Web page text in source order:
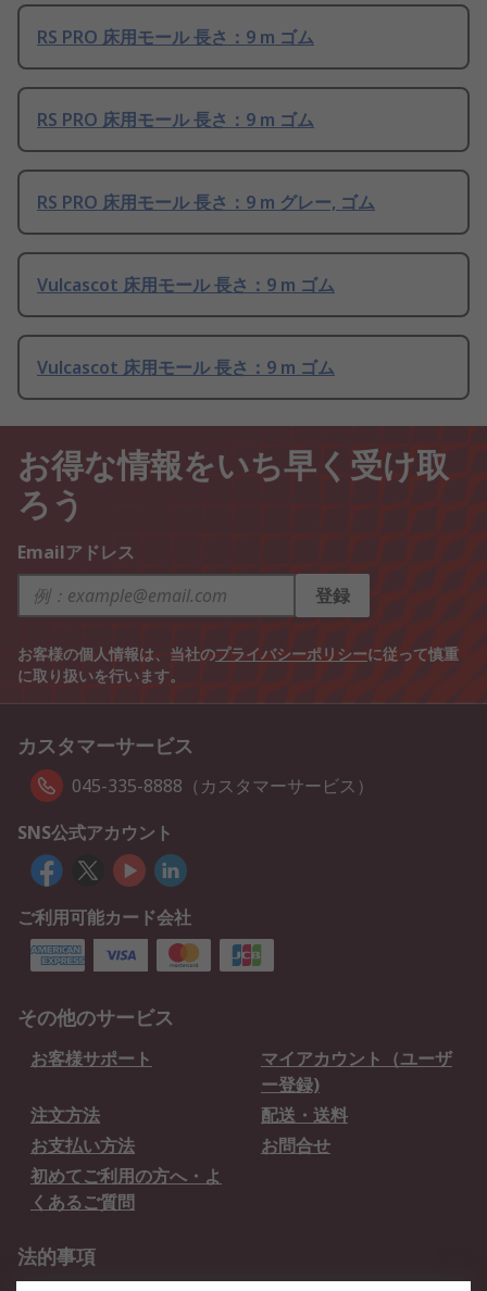
RS PRO 床用モール 長さ：9 m ゴム
RS PRO 床用モール 長さ：9 m ゴム
RS PRO 床用モール 長さ：9 m グレー, ゴム
Vulcascot 床用モール 長さ：9 m ゴム
Vulcascot 床用モール 長さ：9 m ゴム
お得な情報をいち早く受け取
ろう
Emailアドレス
登録
お客様の個人情報は、当社のプライバシーポリシーに従って慎重
に取り扱いを行います。
カスタマーサービス
045-335-8888（カスタマーサービス）
SNS公式アカウント
ご利用可能カード会社
その他のサービス
お客様サポート
マイアカウント（ユーザ
ー登録)
注文方法
配送・送料
お支払い方法
お問合せ
初めてご利用の方へ・よ
くあるご質問
法的事項